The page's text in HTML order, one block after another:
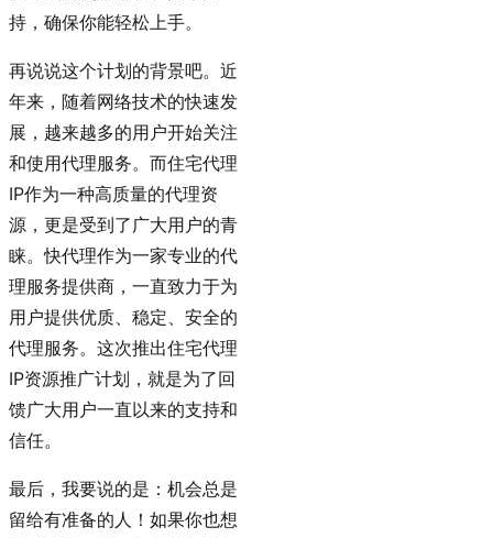
持，确保你能轻松上手。
再说说这个计划的背景吧。近
年来，随着网络技术的快速发
展，越来越多的用户开始关注
和使用代理服务。而住宅代理
IP作为一种高质量的代理资
源，更是受到了广大用户的青
睐。快代理作为一家专业的代
理服务提供商，一直致力于为
用户提供优质、稳定、安全的
代理服务。这次推出住宅代理
IP资源推广计划，就是为了回
馈广大用户一直以来的支持和
信任。
最后，我要说的是：机会总是
留给有准备的人！如果你也想